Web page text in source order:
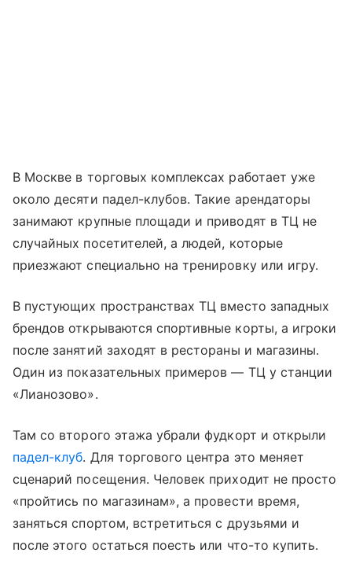
В Москве в торговых комплексах работает уже
около десяти падел-клубов. Такие арендаторы
занимают крупные площади и приводят в ТЦ не
случайных посетителей, а людей, которые
приезжают специально на тренировку или игру.
В пустующих пространствах ТЦ вместо западных
брендов открываются спортивные корты, а игроки
после занятий заходят в рестораны и магазины.
Один из показательных примеров — ТЦ у станции
«Лианозово».
Там со второго этажа убрали фудкорт и открыли
падел-клуб. Для торгового центра это меняет
сценарий посещения. Человек приходит не просто
«пройтись по магазинам», а провести время,
заняться спортом, встретиться с друзьями и
после этого остаться поесть или что-то купить.